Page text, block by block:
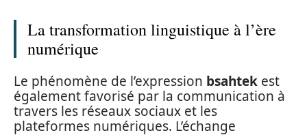
La transformation linguistique à l’ère
numérique
Le phénomène de l’expression bsahtek est
également favorisé par la communication à
travers les réseaux sociaux et les
plateformes numériques. L’échange